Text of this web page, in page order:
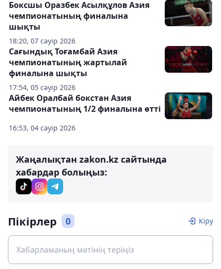
18:20, 07 сәуір 2026
Боксшы Оразбек Асылқұлов Азия
чемпионатының финалына
шықты
17:54, 05 сәуір 2026
Сағындық Тоғамбай Азия
чемпионатының жартылай
финалына шықты
16:53, 04 сәуір 2026
Айбек Оралбай бокстан Азия
чемпионатының 1/2 финалына өтті
Жаңалықтан zakon.kz сайтында
хабардар болыңыз:
Пікірлер 0 Кіру